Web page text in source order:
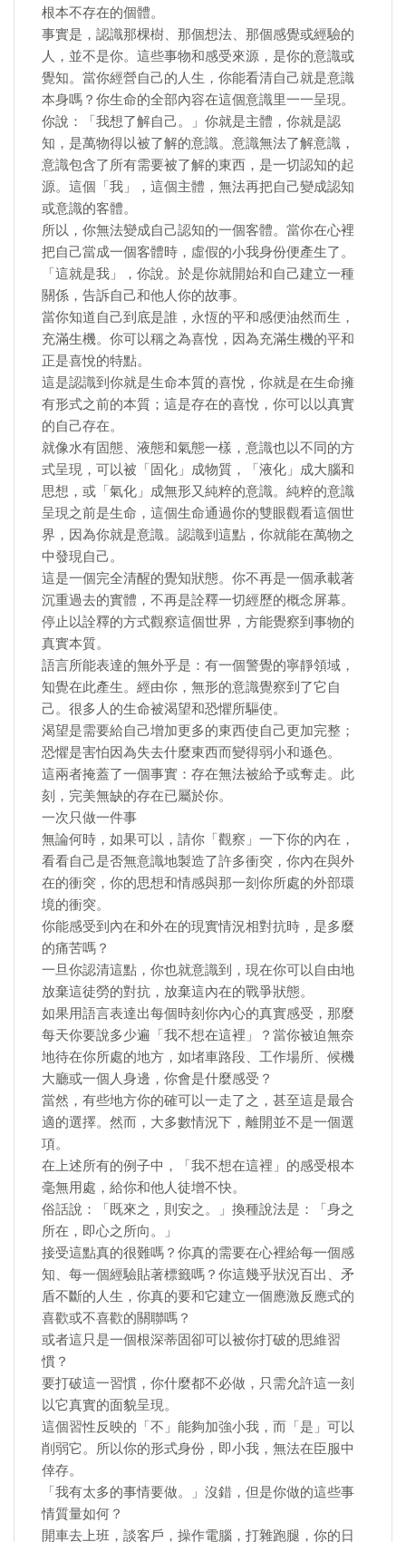
根本不存在的個體。
事實是，認識那棵樹、那個想法、那個感覺或經驗的
人，並不是你。這些事物和感受來源，是你的意識或
覺知。當你經營自己的人生，你能看清自己就是意識
本身嗎？你生命的全部內容在這個意識里一一呈現。
你說：「我想了解自己。」你就是主體，你就是認
知，是萬物得以被了解的意識。意識無法了解意識，
意識包含了所有需要被了解的東西，是一切認知的起
源。這個「我」，這個主體，無法再把自己變成認知
或意識的客體。
所以，你無法變成自己認知的一個客體。當你在心裡
把自己當成一個客體時，虛假的小我身份便產生了。
「這就是我」，你說。於是你就開始和自己建立一種
關係，告訴自己和他人你的故事。
當你知道自己到底是誰，永恆的平和感便油然而生，
充滿生機。你可以稱之為喜悅，因為充滿生機的平和
正是喜悅的特點。
這是認識到你就是生命本質的喜悅，你就是在生命擁
有形式之前的本質；這是存在的喜悅，你可以以真實
的自己存在。
就像水有固態、液態和氣態一樣，意識也以不同的方
式呈現，可以被「固化」成物質，「液化」成大腦和
思想，或「氣化」成無形又純粹的意識。純粹的意識
呈現之前是生命，這個生命通過你的雙眼觀看這個世
界，因為你就是意識。認識到這點，你就能在萬物之
中發現自己。
這是一個完全清醒的覺知狀態。你不再是一個承載著
沉重過去的實體，不再是詮釋一切經歷的概念屏幕。
停止以詮釋的方式觀察這個世界，方能覺察到事物的
真實本質。
語言所能表達的無外乎是：有一個警覺的寧靜領域，
知覺在此產生。經由你，無形的意識覺察到了它自
己。很多人的生命被渴望和恐懼所驅使。
渴望是需要給自己增加更多的東西使自己更加完整；
恐懼是害怕因為失去什麼東西而變得弱小和遜色。
這兩者掩蓋了一個事實：存在無法被給予或奪走。此
刻，完美無缺的存在已屬於你。
一次只做一件事
無論何時，如果可以，請你「觀察」一下你的內在，
看看自己是否無意識地製造了許多衝突，你內在與外
在的衝突，你的思想和情感與那一刻你所處的外部環
境的衝突。
你能感受到內在和外在的現實情況相對抗時，是多麼
的痛苦嗎？
一旦你認清這點，你也就意識到，現在你可以自由地
放棄這徒勞的對抗，放棄這內在的戰爭狀態。
如果用語言表達出每個時刻你內心的真實感受，那麼
每天你要說多少遍「我不想在這裡」？當你被迫無奈
地待在你所處的地方，如堵車路段、工作場所、候機
大廳或一個人身邊，你會是什麼感受？
當然，有些地方你的確可以一走了之，甚至這是最合
適的選擇。然而，大多數情況下，離開並不是一個選
項。
在上述所有的例子中，「我不想在這裡」的感受根本
毫無用處，給你和他人徒增不快。
俗話說：「既來之，則安之。」換種說法是：「身之
所在，即心之所向。」
接受這點真的很難嗎？你真的需要在心裡給每一個感
知、每一個經驗貼著標籤嗎？你這幾乎狀況百出、矛
盾不斷的人生，你真的要和它建立一個應激反應式的
喜歡或不喜歡的關聯嗎？
或者這只是一個根深蒂固卻可以被你打破的思維習
慣？
要打破這一習慣，你什麼都不必做，只需允許這一刻
以它真實的面貌呈現。
這個習性反映的「不」能夠加強小我，而「是」可以
削弱它。所以你的形式身份，即小我，無法在臣服中
倖存。
「我有太多的事情要做。」沒錯，但是你做的這些事
情質量如何？
開車去上班，談客戶，操作電腦，打雜跑腿，你的日